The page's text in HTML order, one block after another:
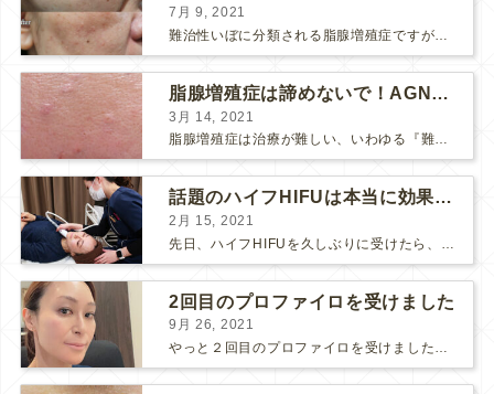
7月 9, 2021
難治性いぼに分類される脂腺増殖症ですが、脂腺増殖症はAGNESアグネスにとても良く反応して、きれいに治すことができます。 ↑ 脂腺増殖症をアグネスAGNESで３回治療した1ヶ月後の写真です。...
脂腺増殖症は諦めないで！AGNESアグネス治療でツルツル肌に！
3月 14, 2021
脂腺増殖症は治療が難しい、いわゆる『難治性イボ』です。 脂腺増殖症でググると、治療法として液体窒素、メスやパンチングによる外科的切除、炭酸ガスレーザーなどが出て来ますが、実際のところ、液体窒...
話題のハイフHIFUは本当に効果があるのか？
2月 15, 2021
2回目のプロファイロを受けました
9月 26, 2021
やっと２回目のプロファイロを受けました。 ↑ 写真はプロファイロ翌日です。 この距離の写真では凹凸は映らないですし、 実物も、首がよく見ると凹凸が残っている位で、 それも３日で...